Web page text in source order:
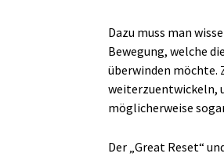
Dazu muss man
Bewegung, welche
überwinden möchte.
weiterzuentwickeln,
möglicherweise
Der „Great Reset“